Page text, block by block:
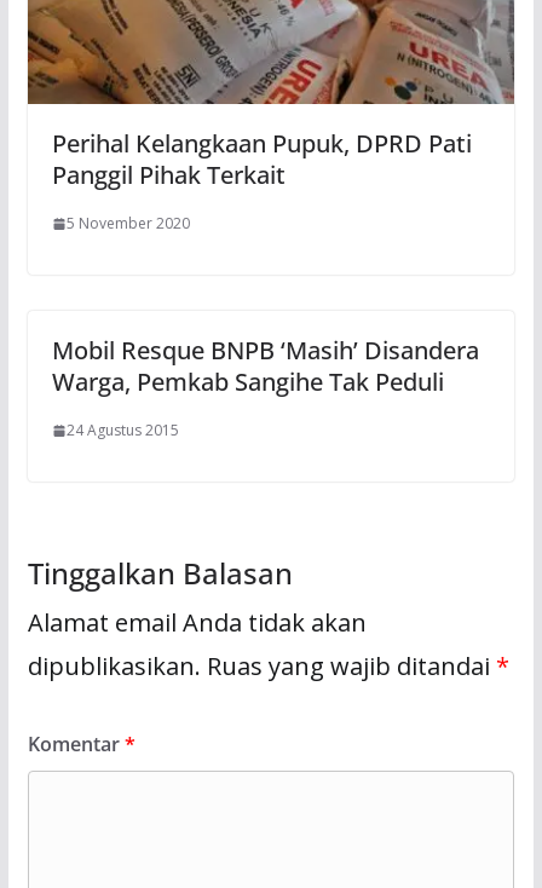
Perihal Kelangkaan Pupuk, DPRD Pati
Panggil Pihak Terkait
5 November 2020
Mobil Resque BNPB ‘Masih’ Disandera
Warga, Pemkab Sangihe Tak Peduli
24 Agustus 2015
Tinggalkan Balasan
Alamat email Anda tidak akan
dipublikasikan. Ruas yang wajib ditandai *
Komentar*